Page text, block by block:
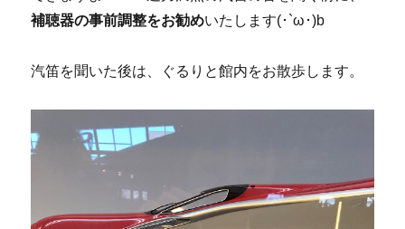
補聴器の事前調整をお勧めいたします(･`ω･)b
汽笛を聞いた後は、ぐるりと館内をお散歩します。